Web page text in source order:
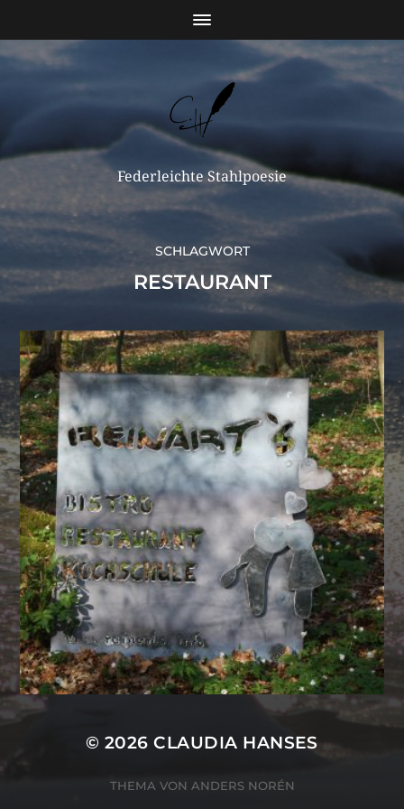
Federleichte Stahlpoesie
SCHLAGWORT
RESTAURANT
© 2026CLAUDIA HANSES
THEMA VON ANDERS NORÉN